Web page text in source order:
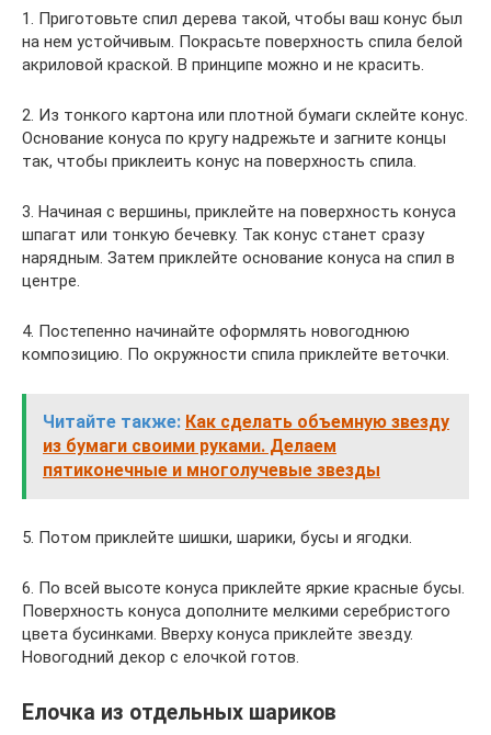
1. Приготовьте спил дерева такой, чтобы ваш конус был
на нем устойчивым. Покрасьте поверхность спила белой
акриловой краской. В принципе можно и не красить.
2. Из тонкого картона или плотной бумаги склейте конус.
Основание конуса по кругу надрежьте и загните концы
так, чтобы приклеить конус на поверхность спила.
3. Начиная с вершины, приклейте на поверхность конуса
шпагат или тонкую бечевку. Так конус станет сразу
нарядным. Затем приклейте основание конуса на спил в
центре.
4. Постепенно начинайте оформлять новогоднюю
композицию. По окружности спила приклейте веточки.
Читайте также: Как сделать объемную звезду
из бумаги своими руками. Делаем
пятиконечные и многолучевые звезды
5. Потом приклейте шишки, шарики, бусы и ягодки.
6. По всей высоте конуса приклейте яркие красные бусы.
Поверхность конуса дополните мелкими серебристого
цвета бусинками. Вверху конуса приклейте звезду.
Новогодний декор с елочкой готов.
Елочка из отдельных шариков